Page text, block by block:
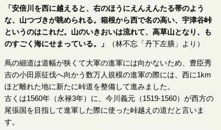
「安倍川を西に越えると、右のほうにえんえんたる帯のよう
な、山つづきが眺められる。箱根から西で名の高い、宇津谷峠
というのはこれだ。山のいきおいは流れて、高草山となり、も
のすごく海にせまっている。」
（林不忘「丹下左膳」より）
蔦の細道は道幅が狭くて大軍の進軍には向かないため、豊臣秀
吉の小田原征伐へ向かう数万人規模の進軍の際には、西に1km
ほど離れた地に新たに峠道を整備して進みました。
古くは1560年（永禄3年）に、今川義元（1519-1560）が西方の
尾張国を目指して進軍した際に使った峠越えの道だと言いま
す。